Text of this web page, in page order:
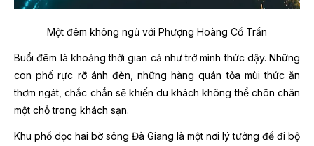
Một đêm không ngủ với Phượng Hoàng Cổ Trấn
Buổi đêm là khoảng thời gian cả như trở mình thức dậy. Những
con phố rực rỡ ánh đèn, những hàng quán tỏa mùi thức ăn
thơm ngát, chắc chắn sẽ khiến du khách không thể chôn chân
một chỗ trong khách sạn.
Khu phố dọc hai bờ sông Đà Giang là một nơi lý tưởng để đi bộ